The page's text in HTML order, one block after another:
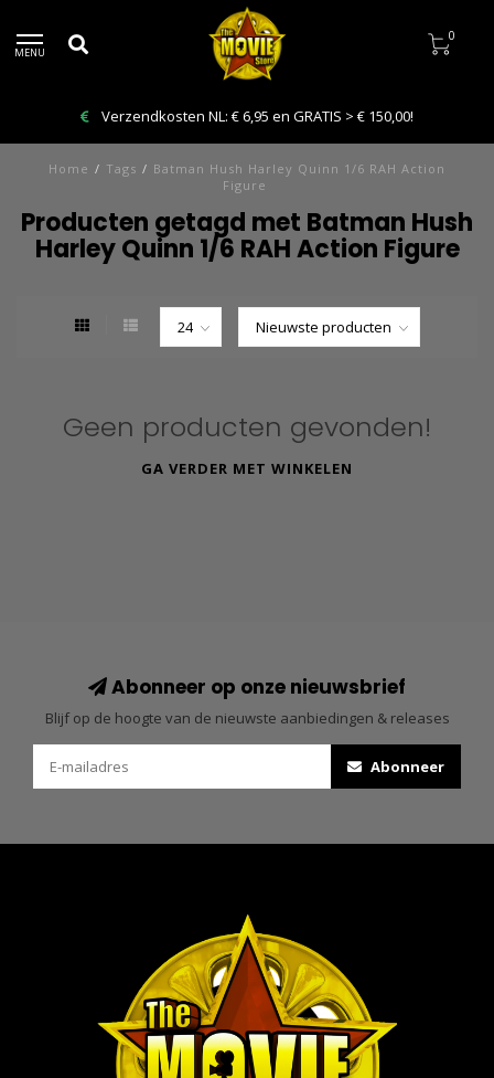
MENU
0
Verzendkosten NL: € 6,95 en GRATIS > € 150,00!
Home / Tags / Batman Hush Harley Quinn 1/6 RAH Action
Figure
Producten getagd met Batman Hush
Harley Quinn 1/6 RAH Action Figure
Geen producten gevonden!
GA VERDER MET WINKELEN
Abonneer op onze nieuwsbrief
Blijf op de hoogte van de nieuwste aanbiedingen & releases
Abonneer